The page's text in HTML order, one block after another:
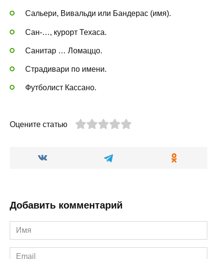
Сальери, Вивальди или Бандерас (имя).
Сан-…, курорт Техаса.
Санитар … Ломаццо.
Страдивари по имени.
Футболист Кассано.
Оцените статью
Добавить комментарий
Имя
*
Email